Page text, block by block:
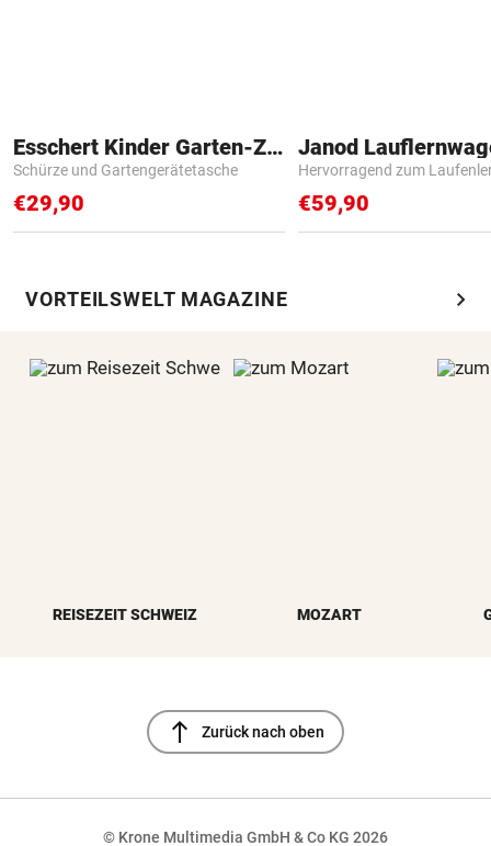
Esschert Kinder Garten-Zubehör
Schürze und Gartengerätetasche
€29,90
Janod
Hervorragend zum
€59,90
VORTEILSWELT MAGAZINE chevron_right
REISEZEIT SCHWEIZ MOZART
north Zurück nach oben
© Krone Multimedia GmbH & Co KG 2026